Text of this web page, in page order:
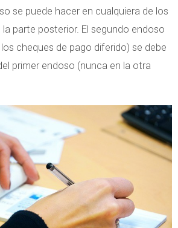
se puede hacer en cualquiera de los
parte posterior. El segundo endoso
cheques de pago diferido) se debe
primer endoso (nunca en la otra